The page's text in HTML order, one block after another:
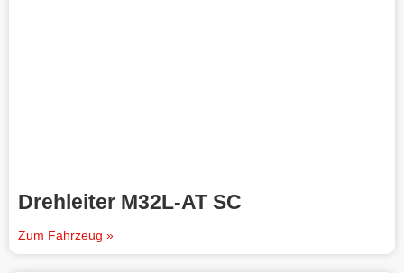
Drehleiter M32L-AT SC
Zum Fahrzeug »